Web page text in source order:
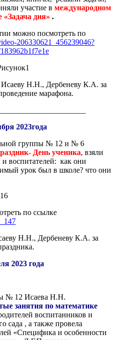
участие в международном
дня» .
можно посмотреть по
206330621_456239046?
Исаеву Н.Н., Дербеневу К.А. за
марафона.
2023года
группы № 12 и № 6
День ученика, взяли
воспитателей: как они
урок был в школе? что они
по ссылке
Н.Н., Дербеневу К.А. за
2023 года
№ 12 Исаева Н.Н.
занятия по математике
воспитанников и
сада , а также провела
«Специфика и особенности